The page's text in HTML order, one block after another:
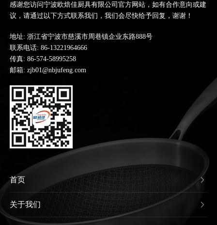
感谢您访问宁波欧焙佳厨具有限公司官方网站，如有合作意向或建
议，请通过以下方式联系我们，我们会尽快给予回复，谢谢！
地址: 浙江省宁波市慈溪市周巷镇企业东路888号
联系电话: 86-13221964666
传真: 86-574-58995258
邮箱: zjb01@nbjufeng.com
首页
关于我们